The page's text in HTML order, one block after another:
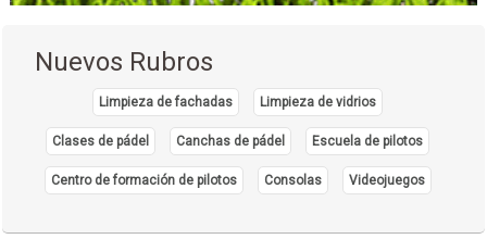
Nuevos Rubros
Limpieza de fachadas Limpieza de vidrios
Clases de pádel Canchas de pádel Escuela de pilotos
Centro de formación de pilotos Consolas Videojuegos